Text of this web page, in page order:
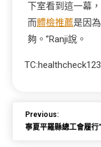
下室看到這一幕
而體檢推薦是因
夠。”Ranji說。
Previous:
寧夏平羅縣總工會履行